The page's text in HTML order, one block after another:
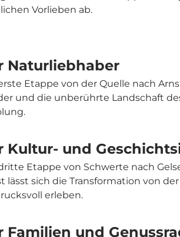
Vorlieben ab.
Naturliebhaber
Etappe von der Quelle nach
und die unberührte Landschaft
Kultur- und
Etappe von Schwerte nach
lässt sich die Transformation von
erleben.
Familien und